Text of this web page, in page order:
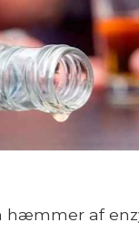
hæmmer af